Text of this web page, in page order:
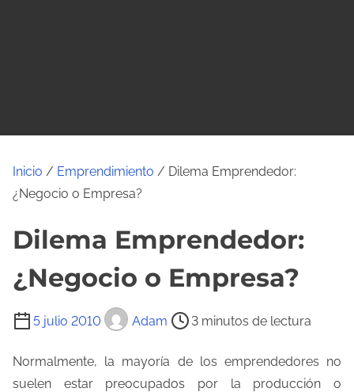
Inicio / Emprendimiento / Dilema Emprendedor:
¿Negocio o Empresa?
Dilema Emprendedor:
¿Negocio o Empresa?
5 julio 2010 Adam
T
e
m
3 minutos de lectura
Normalmente, la mayoría de los emprendedores no
suelen estar preocupados por la producción o